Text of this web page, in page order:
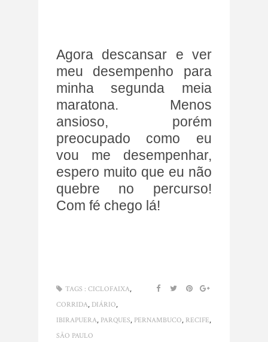
Agora descansar e ver
meu desempenho para
minha segunda meia
maratona. Menos
ansioso, porém
preocupado como eu
vou me desempenhar,
espero muito que eu não
quebre no percurso!
Com fé chego lá!
TAGS : CICLOFAIXA,
CORRIDA, DIÁRIO,
IBIRAPUERA, PARQUES, PERNAMBUCO, RECIFE,
SÃO PAULO